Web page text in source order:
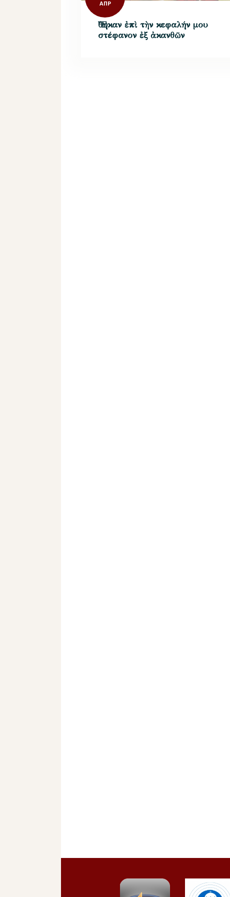
ΑΠΡ
Ἔθηκαν ἐπὶ τὴν κεφαλήν μου
στέφανον ἐξ ἀκανθῶν